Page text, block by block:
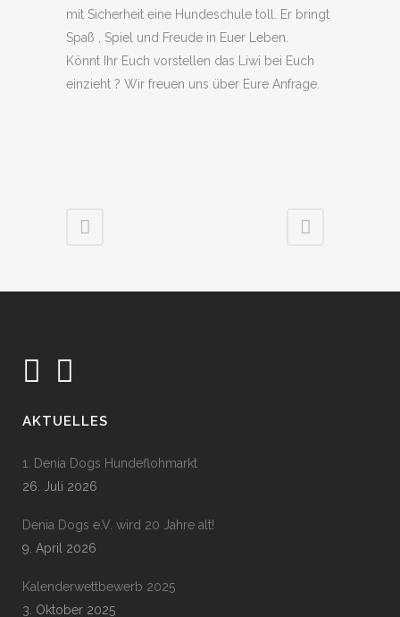
mit Sicherheit eine Hundeschule toll. Er bringt
Spaß , Spiel und Freude in Euer Leben.
Könnt Ihr Euch vorstellen das Liwi bei Euch
einzieht ? Wir freuen uns über Eure Anfrage.
AKTUELLES
1. Denia Dogs Hundeflohmarkt
26. Juli 2026
Denia Dogs e.V. wird 20 Jahre alt!
9. April 2026
Kalenderwettbewerb 2025
3. Oktober 2025